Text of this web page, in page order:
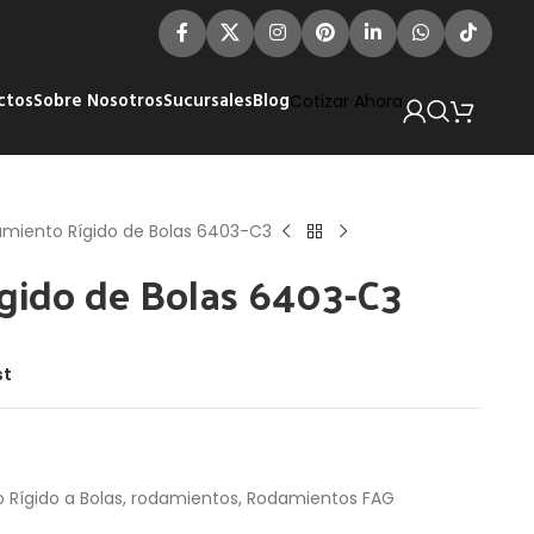
Sobre NosotrosSucursalesBlogCotizar Ahora
Rígido de Bolas 6403-C3
de Bolas 6403-C3
a Bolas, rodamientos, Rodamientos FAG